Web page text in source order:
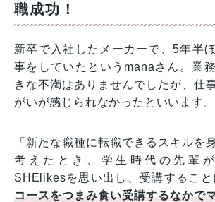
職成功！
新卒で入社したメーカーで、5年半
事をしていたというmanaさん。業
きな不満はありませんでしたが、仕
がいが感じられなかったといいます。
「新たな職種に転職できるスキルを
考えたとき、学生時代の先輩
SHElikesを思い出し、受講すること
コースをつまみ食い受講するなかで